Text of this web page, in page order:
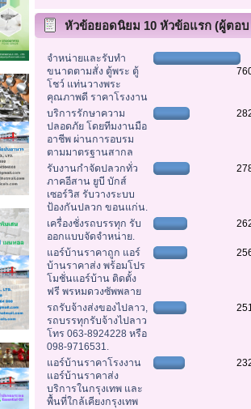
หัวข้อยอดนิยม 10 หัวข้อแรก (ผู้ตอบ
สูงสุด)
จำหน่ายและรับทำ
ขนาดตามสั่ง ตู้พระ ตู้
โชว์ แท่นวางพระ
คุณภาพดี ราคาโรงงาน
บริการรักษาความ
ปลอดภัย โดยทีมงานมือ
อาชีพ ผ่านการอบรม
ตามมาตรฐานสากล
รับงานกำจัดปลวกทั่ว
ภาคอีสาน ยูบี บักส์
เซอร์วิส รับวางระบบ
ป้องกันปลวก ขอนแก่น.
เครื่องชั่งรถบรรทุก รับ
ออกแบบจัดจำหน่าย.
แอร์บ้านราคาถูก แอร์
บ้านราคาส่ง พร้อมโปร
โมชั่นแอร์บ้าน ติดตั้ง
ฟรี พรหมดวงซัพพลาย
รถรับจ้างส่งของไปลาว,
รถบรรทุกรับจ้างไปลาว
โทร 063-8924228 หรือ
098-9716531.
แอร์บ้านราคาโรงงาน
แอร์บ้านราคาส่ง
บริการในกรุงเทพ และ
พื้นที่ใกล้เคียงกรุงเทพ